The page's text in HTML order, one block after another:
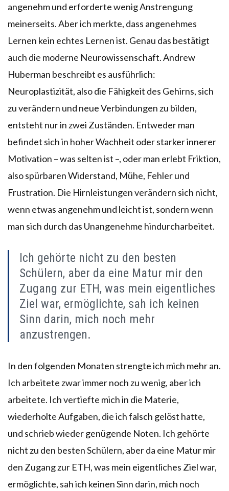
angenehm und erforderte wenig Anstrengung
meinerseits. Aber ich merkte, dass angenehmes
Lernen kein echtes Lernen ist. Genau das bestätigt
auch die moderne Neurowissenschaft. Andrew
Huberman beschreibt es ausführlich:
Neuroplastizität, also die Fähigkeit des Gehirns, sich
zu verändern und neue Verbindungen zu bilden,
entsteht nur in zwei Zuständen. Entweder man
befindet sich in hoher Wachheit oder starker innerer
Motivation – was selten ist –, oder man erlebt Friktion,
also spürbaren Widerstand, Mühe, Fehler und
Frustration. Die Hirnleistungen verändern sich nicht,
wenn etwas angenehm und leicht ist, sondern wenn
man sich durch das Unangenehme hindurcharbeitet.
Ich gehörte nicht zu den besten
Schülern, aber da eine Matur mir den
Zugang zur ETH, was mein eigentliches
Ziel war, ermöglichte, sah ich keinen
Sinn darin, mich noch mehr
anzustrengen.
In den folgenden Monaten strengte ich mich mehr an.
Ich arbeitete zwar immer noch zu wenig, aber ich
arbeitete. Ich vertiefte mich in die Materie,
wiederholte Aufgaben, die ich falsch gelöst hatte,
und schrieb wieder genügende Noten. Ich gehörte
nicht zu den besten Schülern, aber da eine Matur mir
den Zugang zur ETH, was mein eigentliches Ziel war,
ermöglichte, sah ich keinen Sinn darin, mich noch